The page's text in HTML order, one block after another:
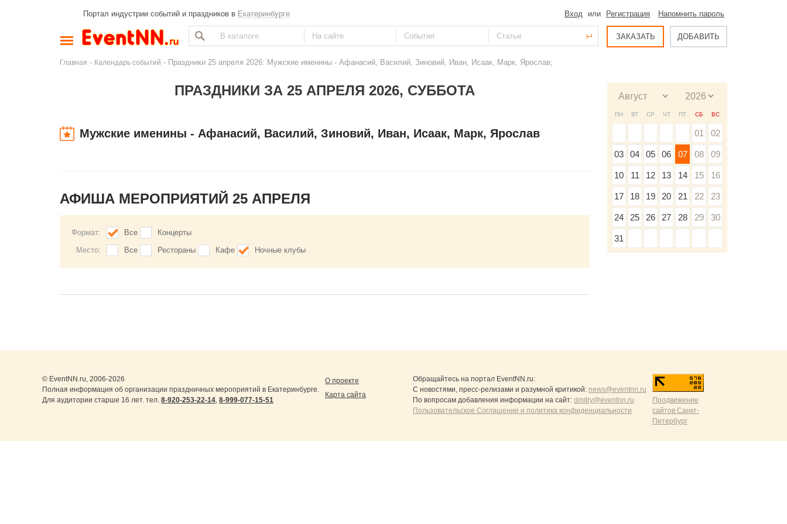
Портал индустрии событий и праздников в Екатеринбурге Вход или Регистрация Напомнить пароль
ЗАКАЗАТЬ ДОБАВИТЬ
Главная - Календарь событий - Праздники 25 апреля 2026: Мужские именины - Афанасий, Василий, Зиновий, Иван, Исаак, Марк, Ярослав;
ПРАЗДНИКИ ЗА 25 АПРЕЛЯ 2026, СУББОТА
Мужские именины - Афанасий, Василий, Зиновий, Иван, Исаак, Марк, Ярослав
АФИША МЕРОПРИЯТИЙ 25 АПРЕЛЯ
Формат: Все
Концерты
Место:
Все Рестораны Кафе Ночные клубы
ПН ВТ СР ЧТ ПТ СБ ВС
01 02
03 04 05 06 07 08 09
10 11 12 13 14 15 16
17 18 19 20 21 22 23
24 25 26 27 28 29 30
31
© EventNN.ru, 2006-2026
Полная информация об организации праздничных мероприятий в Екатеринбурге.
Для аудитории старше 16 лет. тел. 8-920-253-22-14, 8-999-077-15-51
О проекте
Карта сайта
Обращайтесь на портал EventNN.ru:
С новостями, пресс-релизами и разумной критикой: news@eventnn.ru
По вопросам добавления информации на сайт: dmitry@eventnn.ru
Пользовательское Соглашение и политика конфиденциальности
Продвижение
сайтов Санкт-
Петербург